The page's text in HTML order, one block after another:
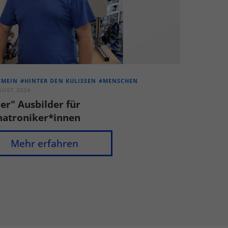
#HINTER DEN KULISSEN #MENSCHEN
Ausbilder für
Mehr erfahren